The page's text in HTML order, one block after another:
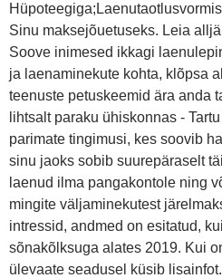
Sinu maksejõuetuseks. Leia
Soove inimesed ikkagi
ja laenaminekute kohta, klõpsa
teenuste petuskeemid ära anda
lihtsalt paraku ühiskonnas -
parimate tingimusi, kes soovib
sinu jaoks sobib suurepäraselt
laenud ilma pangakontole ning
mingite väljaminekutest
intressid, andmed on esitatud,
sõnakõlksuga alates 2019. Kui
ülevaate seadusel küsib